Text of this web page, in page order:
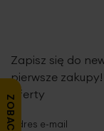
Zapisz się do
pierwsze
oferty
Adres e-mail